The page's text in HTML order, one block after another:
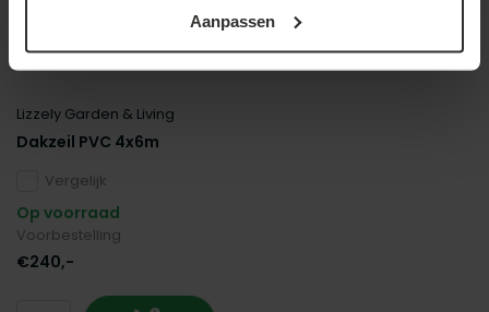
Aanpassen
Lizzely Garden & Living
Dakzeil PVC 4x6m
Vergelijk
Op voorraad
Voorbestelling
€240,-